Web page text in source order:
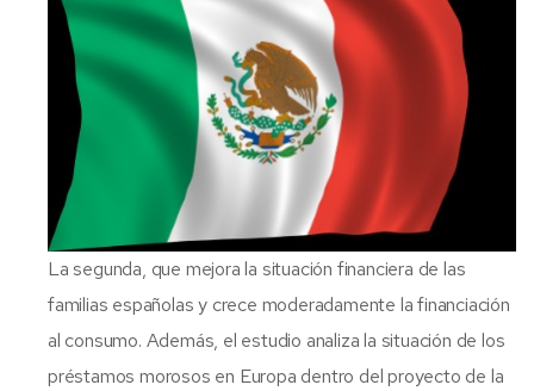
La segunda, que mejora la situación financiera de las
familias españolas y crece moderadamente la financiación
al consumo. Además, el estudio analiza la situación de los
préstamos morosos en Europa dentro del proyecto de la